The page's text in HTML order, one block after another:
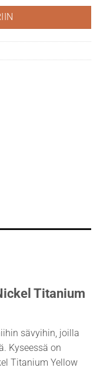
Titanium
sävyihin, joilla
Kyseessä on
Titanium Yellow